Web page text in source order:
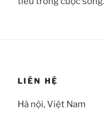
LIÊN HỆ
Hà nội, Việt Nam